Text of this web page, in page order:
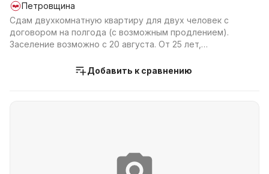
Петровщина
Сдам двухкомнатную квартиру для двух человек с
договором на полгода (с возможным продлением).
Заселение возможно с 20 августа. От 25 лет,
Добавить к сравнению